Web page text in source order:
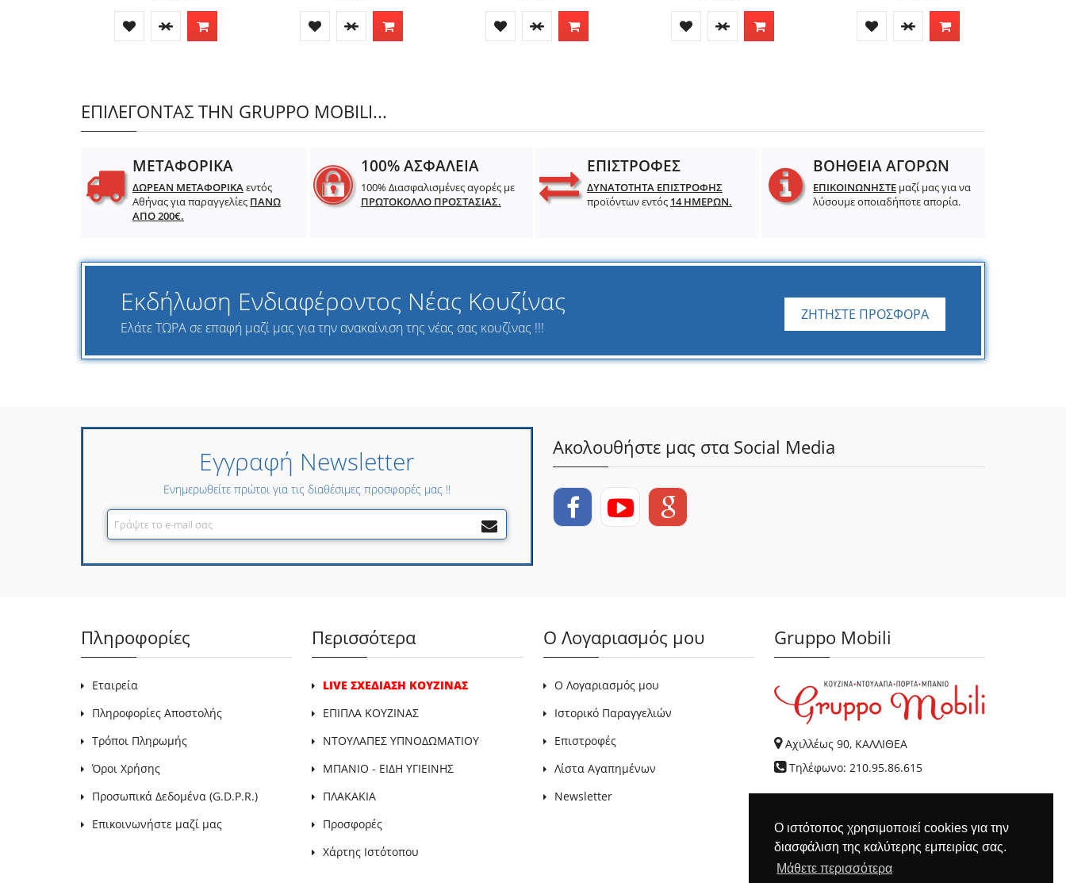
Ο ιστότοπος χρησιμοποιεί cookies για την
διασφάλιση της καλύτερης εμπειρίας σας.
Μάθετε περισσότερα
ΕΠΙΛΕΓΟΝΤΑΣ ΤΗΝ GRUPPO MOBILI...
ΜΕΤΑΦΟΡΙΚΑ
ΔΩΡΕΑΝ ΜΕΤΑΦΟΡΙΚΑεντός
Αθήνας για παραγγελίες ΠΑΝΩ
ΑΠΟ 200€.
100% ΑΣΦΑΛΕΙΑ
100% Διασφαλισμένες αγορές με
ΠΡΩΤΟΚΟΛΛΟ ΠΡΟΣΤΑΣΙΑΣ.
ΕΠΙΣΤΡΟΦΕΣ
ΔΥΝΑΤΟΤΗΤΑ ΕΠΙΣΤΡΟΦΗΣ
προϊόντων εντός 14 ΗΜΕΡΩΝ.
ΒΟΗΘΕΙΑ ΑΓΟΡΩΝ
ΕΠΙΚΟΙΝΩΝΗΣΤΕ μαζί μας για να
λύσουμε οποιαδήποτε απορία.
Εκδήλωση Ενδιαφέροντος Νέας Κουζίνας
Ελάτε ΤΩΡΑ σε επαφή μαζί μας για την ανακαίνιση της νέας σας κουζίνας !!!
ΖΗΤΗΣΤΕ ΠΡΟΣΦΟΡΑ
Εγγραφή Newsletter
Ενημερωθείτε πρώτοι για τις διαθέσιμες προσφορές μας !!
Ακολουθήστε μας στα Social Media
Πληροφορίες
Εταιρεία
Πληροφορίες Αποστολής
Τρόποι Πληρωμής
Όροι Χρήσης
Προσωπικά Δεδομένα (G.D.P.R.)
Επικοινωνήστε μαζί μας
Περισσότερα
LIVE ΣΧΕΔΙΑΣΗ ΚΟΥΖΙΝΑΣ
ΕΠΙΠΛΑ ΚΟΥΖΙΝΑΣ
ΝΤΟΥΛΑΠΕΣ ΥΠΝΟΔΩΜΑΤΙΟΥ
ΜΠΑΝΙΟ - ΕΙΔΗ ΥΓΙΕΙΝΗΣ
ΠΛΑΚΑΚΙΑ
Προσφορές
Χάρτης Ιστότοπου
Ο Λογαριασμός μου
Ο Λογαριασμός μου
Ιστορικό Παραγγελιών
Επιστροφές
Λίστα Αγαπημένων
Newsletter
Gruppo Mobili
Αχιλλέως 90, ΚΑΛΛΙΘΕΑ
Τηλέφωνο: 210.95.86.615